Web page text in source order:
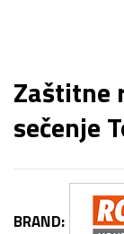
Zaštitne
sečenje
BRAND: